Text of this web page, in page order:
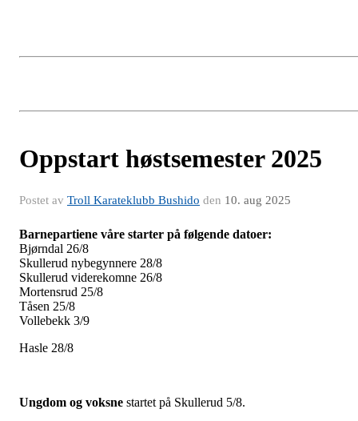
Oppstart høstsemester 2025
Postet av Troll Karateklubb Bushido den 10. aug 2025
Barnepartiene våre starter på følgende datoer:
Bjørndal 26/8
Skullerud nybegynnere 28/8
Skullerud viderekomne 26/8
Mortensrud 25/8
Tåsen 25/8
Vollebekk 3/9
Hasle 28/8
Ungdom og voksne startet på Skullerud 5/8.